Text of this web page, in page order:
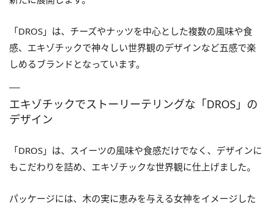
「DROS」は、チーズやナッツを中心とした複数の風味や食
感、エキゾチックで神々しい世界観のデザインなど五感で楽
しめるブランドとなっています。
エキゾチックでストーリーテリングな「DROS」の
デザイン
「DROS」は、スイーツの風味や食感だけでなく、デザインに
もこだわりを詰め、エキゾチックな世界観に仕上げました。
パッケージには、木の実に恵みを与える女神をイメージした